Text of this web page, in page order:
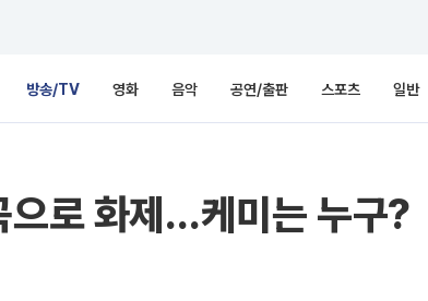
방송/TV 영화 음악 공연/출판 스포츠 일반
으로 화제…케미는 누구?